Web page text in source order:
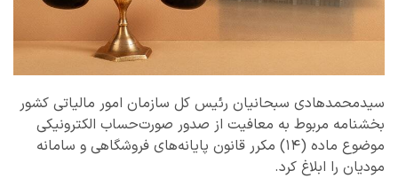
سیدمحمدهادی سبحانیان رئیس کل سازمان امور مالیاتی کشور
بخشنامه مربوط به معافیت از صدور صورت‌حساب الکترونیکی
موضوع ماده (۱۴) مکرر قانون پایانه‌های فروشگاهی و سامانه
مودیان را ابلاغ کرد.